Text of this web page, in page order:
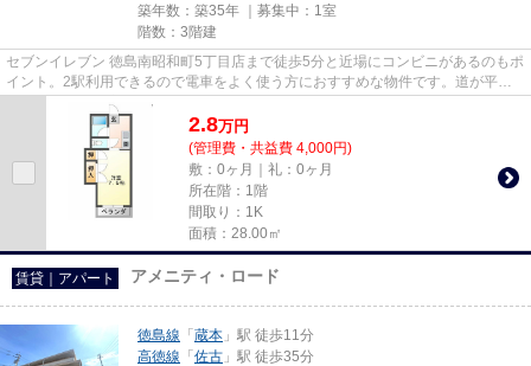
築年数：築35年 ｜募集中： 1室
階数：3階建
セブンイレブン 徳島南昭和町5丁目店まで徒歩5分と近場にコンビニがあるのもポ
イント。2駅利用できるので電車をよく使う方におすすめな物件です。道が平坦
だと買い物も快適にできます...
2.8万円
(管理費・共益費 4,000円)
敷：0ヶ月｜礼：0ヶ月
所在階：1階
間取り：1K
面積：28.00㎡
賃貸｜アパート アメニティ・ロード
徳島線 「 蔵本 」駅 徒歩11分
高徳線 「 佐古 」駅 徒歩35分